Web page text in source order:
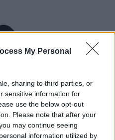
My Personal
sharing to third parties, or
sensitive information for
use the below opt-out
Please note that after your
may continue seeing
information utilized by